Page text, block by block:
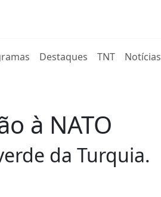
Destaques TNT Notícias
à NATO
da Turquia.